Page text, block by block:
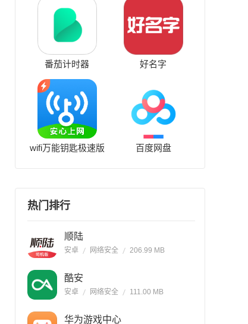
番茄计时器 好名字
wifi万能钥匙极速版 百度网盘
热门排行
顺陆
安卓 网络安全 206.99 MB
酷安
安卓 网络安全 111.00 MB
华为游戏中心